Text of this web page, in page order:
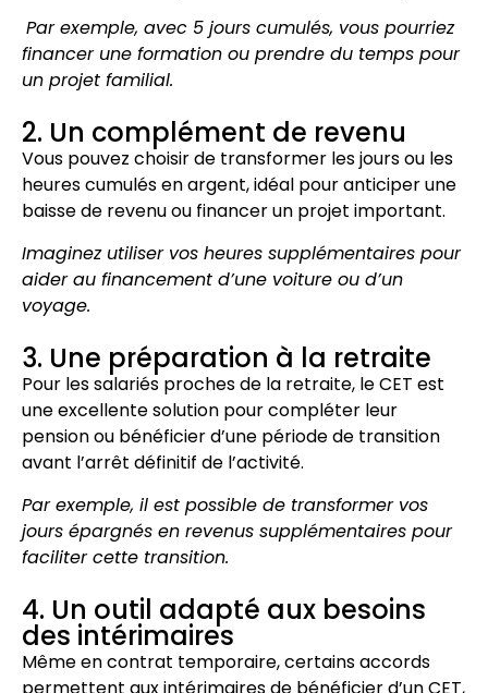
Par exemple, avec 5 jours cumulés, vous pourriez
financer une formation ou prendre du temps pour
un projet familial.
2. Un complément de revenu
Vous pouvez choisir de transformer les jours ou les
heures cumulés en argent, idéal pour anticiper une
baisse de revenu ou financer un projet important.
Imaginez utiliser vos heures supplémentaires pour
aider au financement d’une voiture ou d’un
voyage.
3. Une préparation à la retraite
Pour les salariés proches de la retraite, le CET est
une excellente solution pour compléter leur
pension ou bénéficier d’une période de transition
avant l’arrêt définitif de l’activité.
Par exemple, il est possible de transformer vos
jours épargnés en revenus supplémentaires pour
faciliter cette transition.
4. Un outil adapté aux besoins
des intérimaires
Même en contrat temporaire, certains accords